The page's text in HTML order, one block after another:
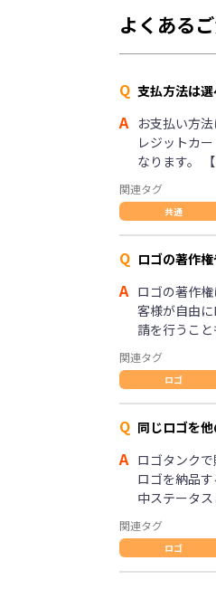
よくある
Q 支払方法は
A お支払い方
レジットカ
なります。
関連タグ
共通
Q ロゴの著作
A ロゴの著作
客様が自由
請を行うこ
関連タグ
ロゴ
Q 同じロゴを
A ロゴタンク
ロゴを納品
中ステータ
関連タグ
ロゴ